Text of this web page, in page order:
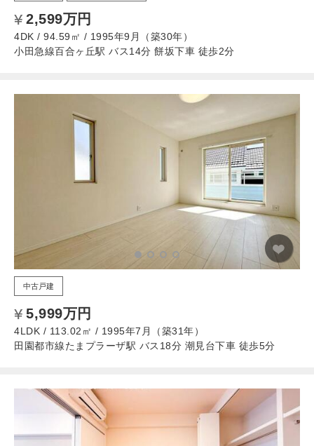
2,599万円
4DK / 94.59㎡ / 1995年9月（築30年）
小田急線百合ヶ丘駅 バス14分 餅坂下車 徒歩2分
中古戸建
5,999万円
4LDK / 113.02㎡ / 1995年7月（築31年）
田園都市線たまプラーザ駅 バス18分 潮見台下車 徒歩5分